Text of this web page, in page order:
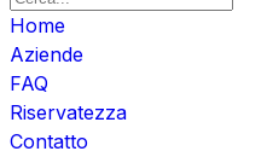
Home
Aziende
FAQ
Riservatezza
Contatto